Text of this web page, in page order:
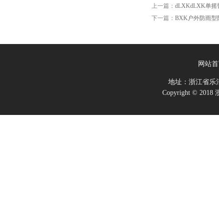
上一篇： dLXKdLXK单摇
下一篇： BXK户外防雨型
网站
地址：浙江省
Copyright © 2018